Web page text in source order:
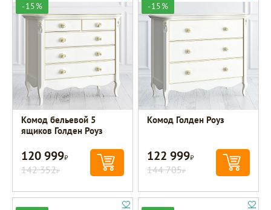
-15%
Комод бельевой 5
ящиков Голден Роуз
120 999Р
142 352Р
-15%
Комод Голден Роуз
122 999Р
144 705Р